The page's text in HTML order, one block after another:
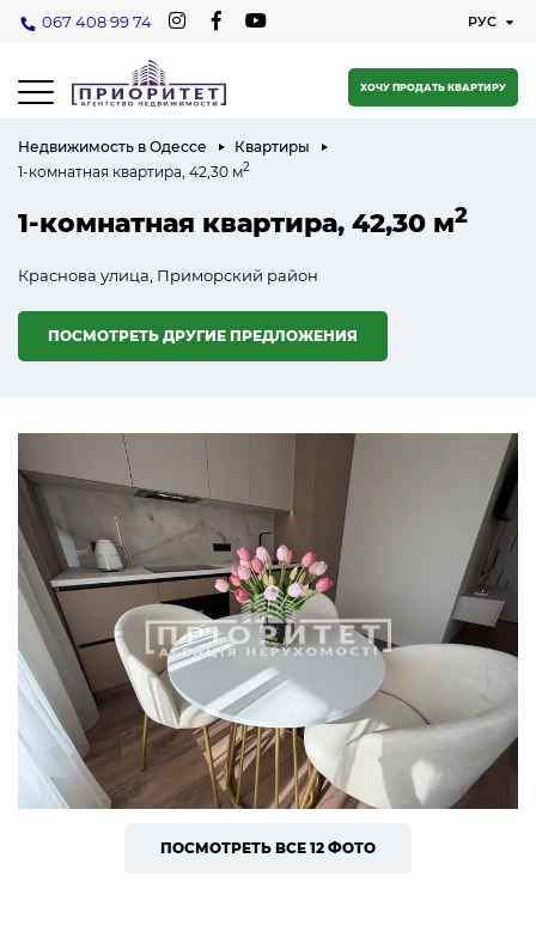
067 408 99 74
ХОЧУ ПРОДАТЬ КВАРТИРУ
Недвижимость в Одессе
Квартиры
1-комнатная квартира, 42,30 м2
1-комнатная квартира, 42,30 м2
Краснова улица, Приморский район
ПОСМОТРЕТЬ ДРУГИЕ ПРЕДЛОЖЕНИЯ
ПОСМОТРЕТЬ ВСЕ 12 ФОТО